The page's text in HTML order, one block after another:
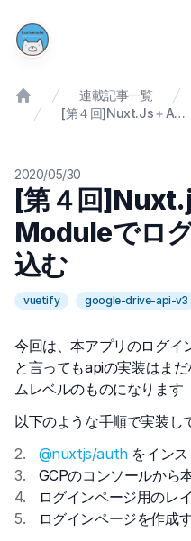
連載記事一覧
[第４回]Nuxt.js＋Auth Moduleでログイン画面を作り込む
2020/05/30
[第４回
Moduleでロ
込む
vuetify google-drive-api-v3
今回は、本アプリのログイ
と言ってもapiの実装はま
ムレベルのものになります
以下のような手順で実装し
@nuxtjs/authをインス
GCPのコンソールから
ログインページ用のレ
ログインページを作成